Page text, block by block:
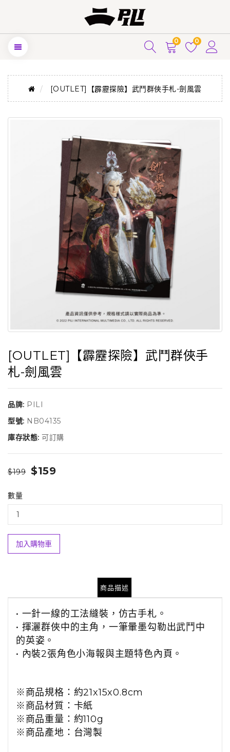
0 0
[OUTLET]【霹靂探險】武鬥群俠手札-劍風雲
[OUTLET]【霹靂探險】武鬥群俠手
札-劍風雲
品牌: PILI
型號: NB04135
庫存狀態: 可訂購
$199 $159
數量
加入購物車
商品描述
• 一針一線的工法縫裝，仿古手札。
• 揮灑群俠中的主角，一筆暈墨勾勒出武鬥中
的英姿。
• 內裝2張角色小海報與主題特色內頁。
※商品規格：約21x15x0.8cm
※商品材質：卡紙
※商品重量：約110g
※商品產地：台灣製